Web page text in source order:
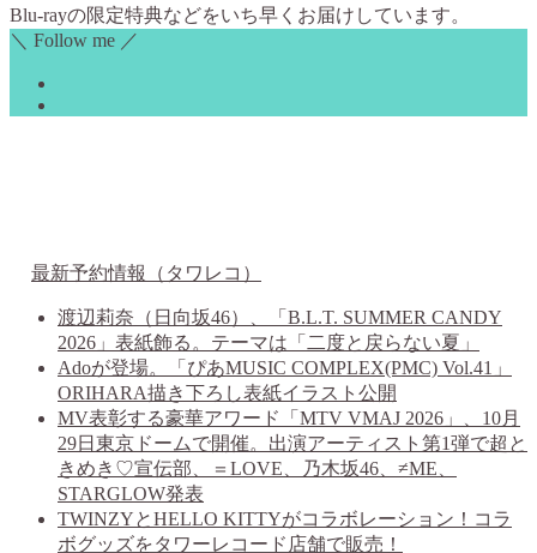
Blu-rayの限定特典などをいち早くお届けしています。
＼ Follow me ／
最新予約情報（タワレコ）
渡辺莉奈（日向坂46）、「B.L.T. SUMMER CANDY
2026」表紙飾る。テーマは「二度と戻らない夏」
Adoが登場。「ぴあMUSIC COMPLEX(PMC) Vol.41」
ORIHARA描き下ろし表紙イラスト公開
MV表彰する豪華アワード「MTV VMAJ 2026」、10月
29日東京ドームで開催。出演アーティスト第1弾で超と
きめき♡宣伝部、＝LOVE、乃木坂46、≠ME、
STARGLOW発表
TWINZYとHELLO KITTYがコラボレーション！コラ
ボグッズをタワーレコード店舗で販売！